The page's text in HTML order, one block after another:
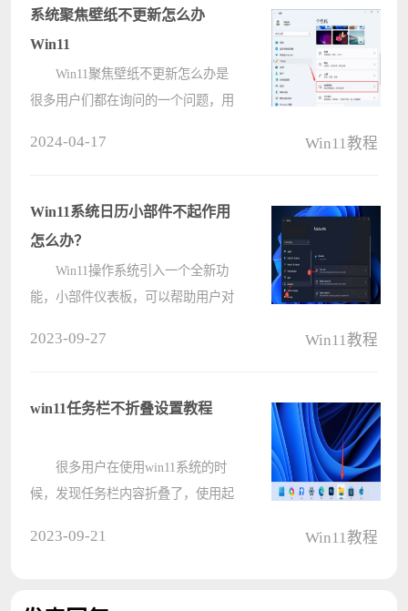
全方式。他们保留原始文档的格式和
布局????
系统聚焦壁纸不更新怎么办
Win11
Win11聚焦壁纸不更新怎么办是
很多用户们都在询问的一个问题，用
作就可以了。下面就让本站来为用户
们来????
2024-04-17 Win11教程
Win11系统日历小部件不起作用
怎么办？
Win11操作系统引入一个全新功
能，小部件仪表板，可以帮助用户对
开小部件，收到空白小部件，要么无
2023-09-27 Win11教程
win11任务栏不折叠设置教程
很多用户在使用win11系统的时
候，发现任务栏内容折叠了，使用起
2023-09-21 Win11教程